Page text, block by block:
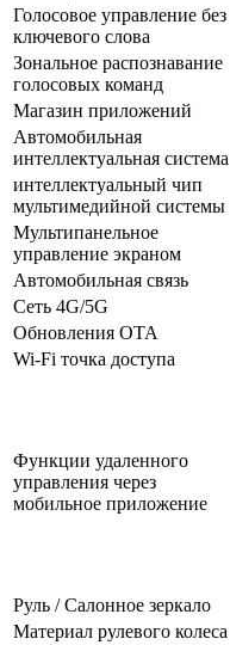
Голосовое управление без
ключевого слова
Зональное распознавание
голосовых команд
Магазин приложений
Автомобильная
интеллектуальная система
интеллектуальный чип
мультимедийной системы
Мультипанельное
управление экраном
Автомобильная связь
Сеть 4G/5G
Обновления OTA
Wi-Fi точка доступа
Функции удаленного
управления через
мобильное приложение
Руль / Салонное зеркало
Материал рулевого колеса